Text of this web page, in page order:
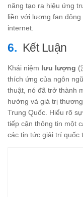
năng tạo ra hiệu ứng
liền với lượng fan
internet.
Kết Luận
Khái niệm lưu lượng (
thích ứng của ngôn
thuật, nó đã trở thành
hưởng và giá trị
Trung Quốc. Hiểu rõ
tiếp cận thông tin một
các tin tức giải trí quốc